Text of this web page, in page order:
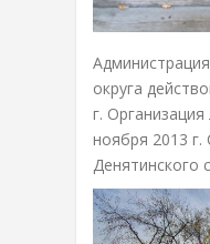
округа
г.
ноября 2013
Денятинского